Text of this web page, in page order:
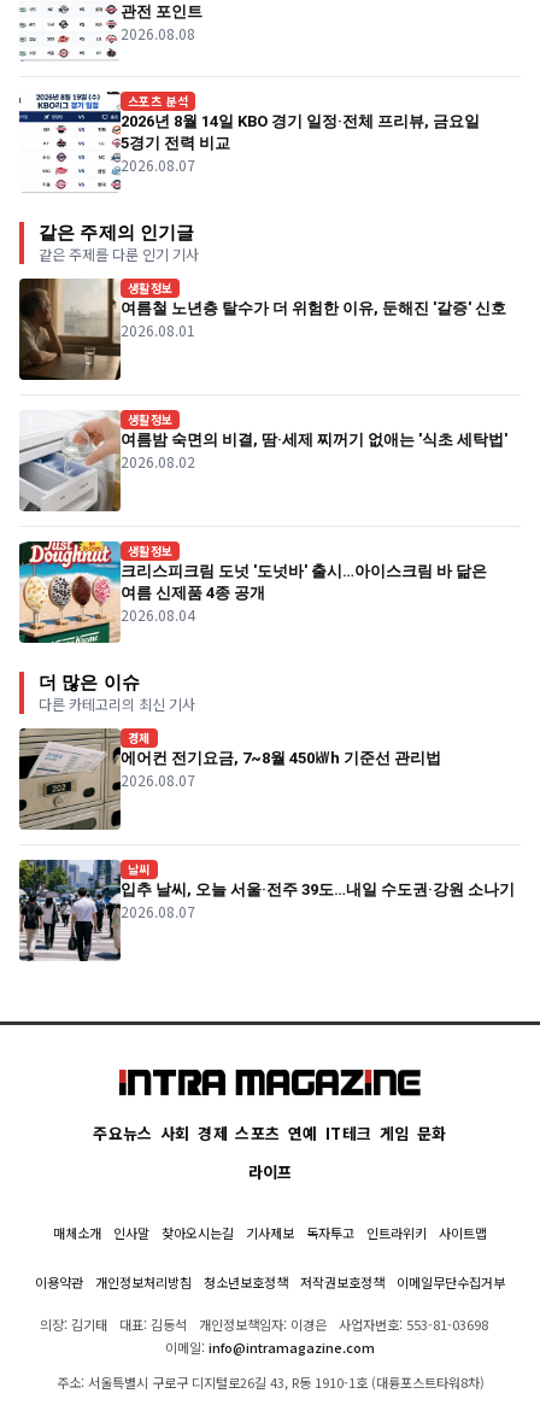
관전 포인트
2026.08.08
스포츠 분석
2026년 8월 14일 KBO 경기 일정·전체 프리뷰, 금요일
5경기 전력 비교
2026.08.07
같은 주제의 인기글
같은 주제를 다룬 인기 기사
생활정보
여름철 노년층 탈수가 더 위험한 이유, 둔해진 '갈증' 신호
2026.08.01
생활정보
여름밤 숙면의 비결, 땀·세제 찌꺼기 없애는 '식초 세탁법'
2026.08.02
생활정보
크리스피크림 도넛 '도넛바' 출시…아이스크림 바 닮은
여름 신제품 4종 공개
2026.08.04
더 많은 이슈
다른 카테고리의 최신 기사
경제
에어컨 전기요금, 7~8월 450㎾h 기준선 관리법
2026.08.07
날씨
입추 날씨, 오늘 서울·전주 39도…내일 수도권·강원 소나기
2026.08.07
주요뉴스 사회 경제 스포츠 연예 IT테크 게임 문화
라이프
매체소개 인사말 찾아오시는길 기사제보 독자투고 인트라위키 사이트맵
이용약관 개인정보처리방침 청소년보호정책 저작권보호정책 이메일무단수집거부
의장: 김기태 대표: 김동석 개인정보책임자: 이경은
사업자번호: 553-81-03698
이메일:info@intramagazine.com
주소: 서울특별시 구로구 디지털로26길 43, R동 1910-1호 (대륭포스트타워8차)